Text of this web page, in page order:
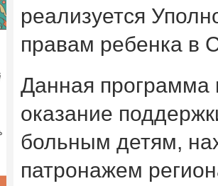
реализуется
правам ребенка в
Данная программа
оказание
больным детям,
патронажем